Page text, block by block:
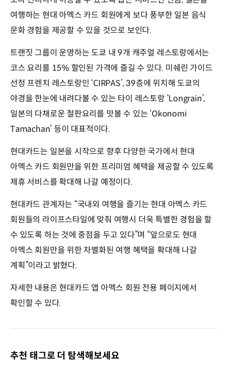
여행하는 현대 아멕스 카드 회원에게 보다 풍부한 일본 음식
문화 경험을 제공할 수 있을 것으로 보인다.
트랜짓 그룹이 운영하는 도쿄 내 9개 캐주얼 레스토랑에서는
코스 요리를 15% 할인된 가격에 즐길 수 있다. 미쉐린 가이드
선정 프렌치 레스토랑인 ‘CIRPAS’, 39층에 위치해 도쿄의
야경을 한눈에 내려다볼 수 있는 타이 레스토랑 ‘Longrain’,
일본의 다채로운 철판요리를 맛볼 수 있는 ‘Okonomi
Tamachan’ 등이 대표적이다.
현대카드는 일본을 시작으로 향후 다양한 국가에서 현대
아멕스 카드 회원만을 위한 프리미엄 혜택을 제공할 수 있도록
제휴 서비스를 확대해 나갈 예정이다.
현대카드 관계자는 “국내외 여행을 즐기는 현대 아멕스 카드
회원들의 라이프스타일에 맞춰 여행시 더욱 특별한 경험을 할
수 있도록 하는 것에 중점을 두고 있다”며 “앞으로도 현대
아멕스 회원만을 위한 차별화된 여행 혜택을 확대해 나갈
계획”이라고 밝혔다.
자세한 내용은 현대카드 앱 아멕스 회원 전용 페이지에서
확인할 수 있다.
추천 태그로 더 탐색해보세요